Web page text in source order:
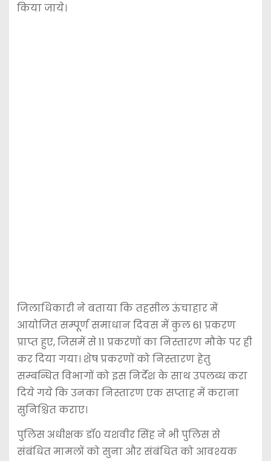
किया जाये।
जिलाधिकारी ने बताया कि तहसील ऊंचाहार में
आयोजित सम्पूर्ण समाधान दिवस में कुल 61 प्रकरण
प्राप्त हुए, जिसमें से 11 प्रकरणों का निस्तारण मौके पर ही
कर दिया गया। शेष प्रकरणों को निस्तारण हेतु
सम्बन्धित विभागों को इस निर्देश के साथ उपलब्ध करा
दिये गये कि उनका निस्तारण एक सप्ताह में कराना
सुनिश्चित कराए।
पुलिस अधीक्षक डॉ० यशवीर सिंह ने भी पुलिस से
संबंधित मामलों को सुना और संबंधित को आवश्यक